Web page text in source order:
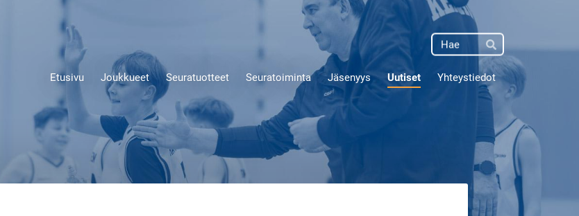
Haku
Hae
Etusivu Joukkueet Seuratuotteet Seuratoiminta Jäsenyys Uutiset Yhteystiedot